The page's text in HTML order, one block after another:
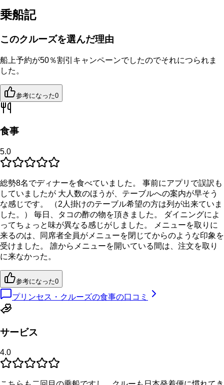
乗船記
このクルーズを選んだ理由
船上予約が50％割引キャンペーンでしたのでそれにつられま
した。
参考になった0
食事
5.0
総勢8名でディナーを食べていました。 事前にアプリで誤訳も
していましたが 大人数のほうが、テーブルへの案内が早そう
な感じです。 （2人掛けのテーブル希望の方は列が出来ていま
した。） 毎日、タコの酢の物を頂きました。 ダイニングによ
ってちょっと味が異なる感じがしました。 メニューを取りに
来るのは、同席者全員がメニューを閉じてからのような印象を
受けました。 誰からメニューを開いている間は、注文を取り
に来なかった。
参考になった0
プリンセス・クルーズの食事の口コミ
サービス
4.0